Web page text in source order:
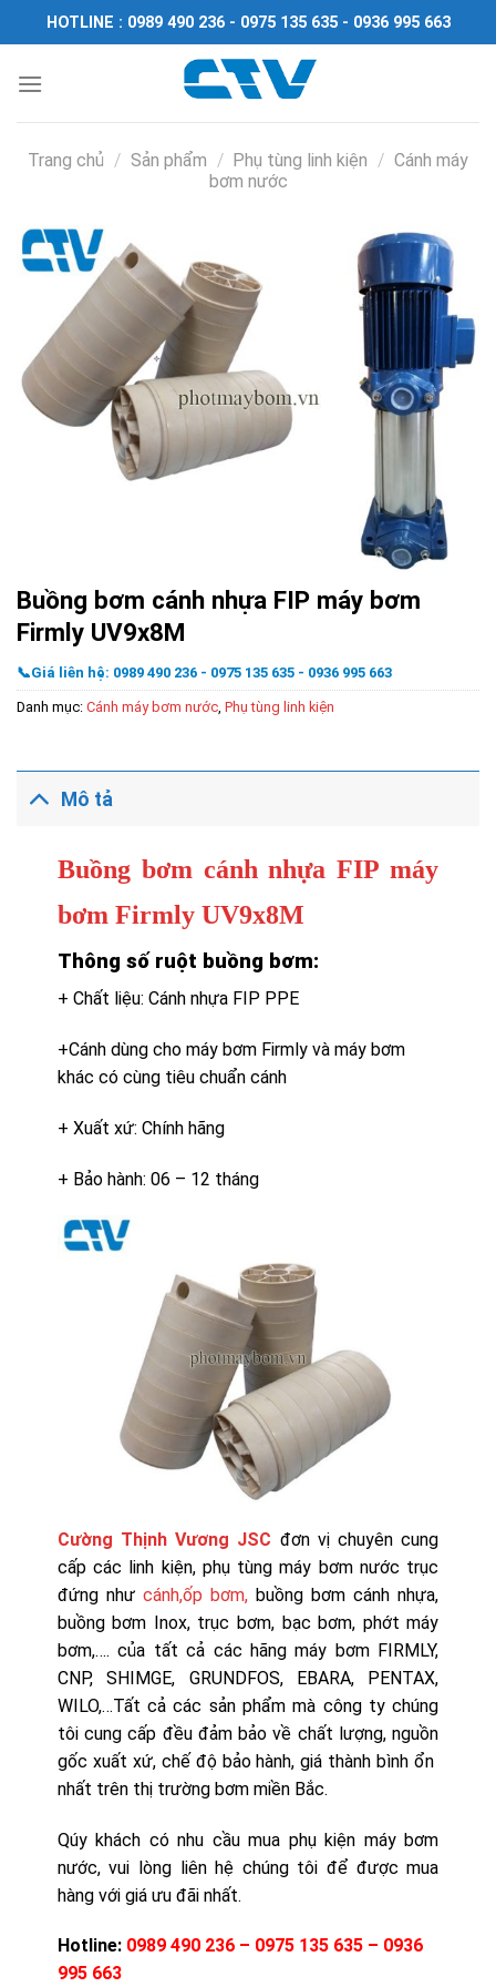
Chuyển
đến
dung
HOTLINE : 0989 490 236 - 0975 135 635 - 0936 995 663
Trang chủ / Sản phẩm / Phụ tùng linh kiện / Cánh máy
bơm nước
Buồng bơm cánh nhựa FIP máy bơm
Firmly UV9x8M
📞Giá liên hệ: 0989 490 236 - 0975 135 635 - 0936 995 663
Danh mục: Cánh máy bơm nước Phụ tùng linh kiện
Mô tả
Buồng bơm cánh nhựa FIP máy
bơm Firmly UV9x8M
Thông số ruột buồng bơm:
+ Chất liệu: Cánh nhựa FIP PPE
+Cánh dùng cho máy bơm Firmly và máy bơm
khác có cùng tiêu chuẩn cánh
+ Xuất xứ: Chính hãng
+ Bảo hành: 06 – 12 tháng
Cường Thịnh Vương JSC đơn vị chuyên cung
cấp các linh kiện, phụ tùng máy bơm nước trục
đứng như cánh,ốp bơm,buồng bơm cánh nhựa,
buồng bơm Inox, trục bơm, bạc bơm, phớt máy
bơm,…. của tất cả các hãng máy bơm FIRMLY,
CNP, SHIMGE, GRUNDFOS, EBARA, PENTAX,
WILO,…Tất cả các sản phẩm mà công ty chúng
tôi cung cấp đều đảm bảo về chất lượng, nguồn
gốc xuất xứ, chế độ bảo hành, giá thành bình ổn
nhất trên thị trường bơm miền Bắc.
Qúy khách có nhu cầu mua phụ kiện máy bơm
nước, vui lòng liên hệ chúng tôi để được mua
hàng với giá ưu đãi nhất.
Hotline: 0989 490 236 – 0975 135 635 – 0936
995 663